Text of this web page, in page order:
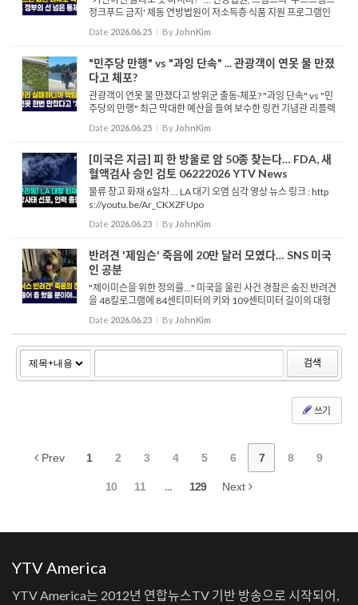
정크푸드 금지' 제동 연방법원이 저소득층 식품 지원 프로그램인
스냅, 푸드스탬프로 탄산음료나 사탕 등을 구매하지 못하도록 한
트럼프 행정부의 제한 조치에 제동을 걸었습니다. ...
Date 2026.06.25 By JohnKim
"민주당 만행" vs "과잉 단속" ... 관광객이 연못 물 만졌
다고 체포?
관광객이 연못 물 만졌다고 방위군 출동·체포? "과잉 단속" vs "민
주당의 만행" 최근 막대한 예산을 들여 보수한 링컨 기념관 리플렉
팅 풀에 조류가 번식하고 페인트가 떠오르자, 당국은 이를 기물 파
손으로 규정하고 주방위군과 공원 경찰을 배치해 순...
Date 2026.06.25 By JohnKim
[미국은 지금] 피 한 방울로 암 50종 찾는다… FDA, 새
혈액검사 승인 검토 06222026 YTV News
물류 창고 화재 6일차 ... LA 대기 오염 심각 영상 뉴스 링크 : http
s://youtu.be/Ar_CKXZFUpo
Date 2026.06.23 By JohnKim
반려견 '제임슨' 죽음에 20만 달러 모였다… SNS 미국
인 공분
"제이미슨을 위한 정의를…" 미국을 울린 사건 경찰은 숨진 반려견
을 48킬로그램에 84센티미터의 키와 109센티미터 길이의 대형
견이었다고 설명하며 직접적인 위협이 있었는 지에 대해 철저히
조사하겠다고 밝혔습니다. 여론...
Date 2026.06.23 By JohnKim
검색
쓰기
Prev 1 2 3 4 5 6 7 8 9
10 11 ... 129 Next
YTV America
YTV America는 2012년 연합뉴스TV 기반 방송으로 시작되어,